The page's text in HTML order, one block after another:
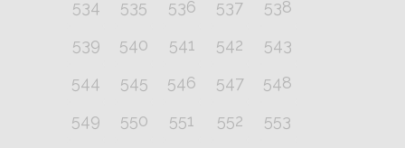
534
535 536 537
538
539
540 541 542
543
544
545 546 547
548
549
550 551 552
553